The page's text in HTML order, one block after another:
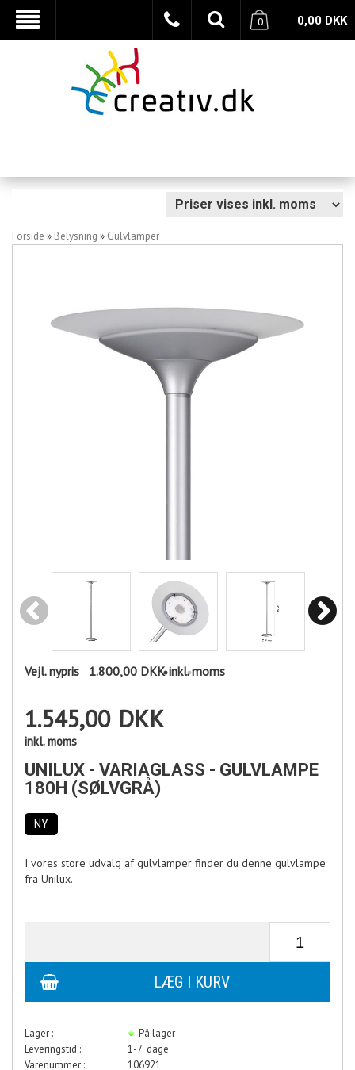
0,00 DKK
0
Forside » Belysning » Gulvlamper
Vejl. nypris 1.800,00 DKK inkl. moms
1.545,00 DKK
inkl. moms
UNILUX - VARIAGLASS - GULVLAMPE
180H (SØLVGRÅ)
NY
I vores store udvalg af gulvlamper finder du denne gulvlampe
fra Unilux.
Lager :
På lager
Leveringstid :
1-7 dage
Varenummer :
106921